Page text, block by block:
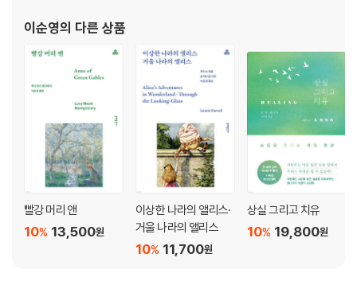
이순영의 다른 상품
빨강 머리 앤
13,500원
10%
이상한 나라의 앨리스·
거울 나라의 앨리스
11,700원
10%
상실 그리고 치유
19,800원
10%